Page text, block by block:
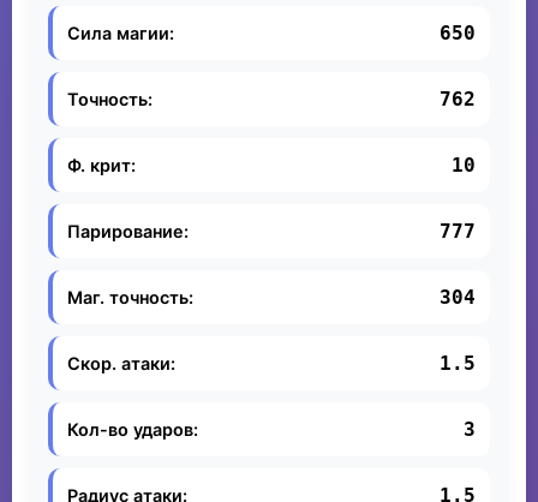
Сила магии: 650
Точность: 762
Ф. крит: 10
Парирование: 777
Маг. точность: 304
Скор. атаки: 1.5
Кол-во ударов: 3
Радиус атаки: 1.5